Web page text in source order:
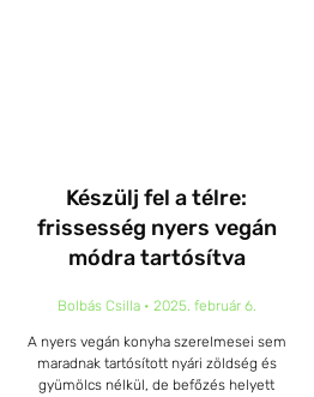
Készülj fel a télre:
frissesség nyers vegán
módra tartósítva
Bolbás Csilla 2025. február 6.
A nyers vegán konyha szerelmesei sem
maradnak tartósított nyári zöldség és
gyümölcs nélkül, de befőzés helyett